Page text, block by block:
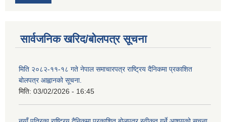
सार्वजनिक खरिद/बोलपत्र सूचना
मिति २०८२-११-१८ गते नेपाल समाचारपत्र राष्ट्रिय दैनिकमा प्रकाशित
बोलपत्र आह्वानको सूचना.
मिति: 03/02/2026 - 16:45